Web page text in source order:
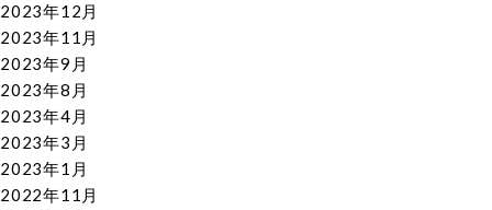
2023年12月
2023年11月
2023年9月
2023年8月
2023年4月
2023年3月
2023年1月
2022年11月